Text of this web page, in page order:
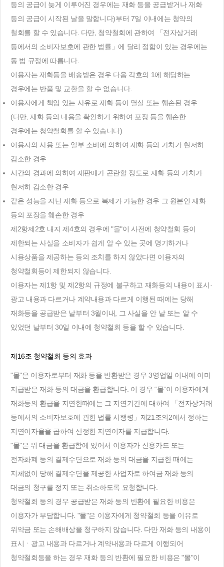
등의 공급이 늦게 이루어진 경우에는 재화 등을 공급받거나 재화
등의 공급이 시작된 날을 말합니다)부터 7일 이내에는 청약의
철회를 할 수 있습니다. 다만, 청약철회에 관하여 「전자상거래
등에서의 소비자보호에 관한 법률」에 달리 정함이 있는 경우에는
동 법 규정에 따릅니다.
이용자는 재화등을 배송받은 경우 다음 각호의 1에 해당하는
경우에는 반품 및 교환을 할 수 없습니다.
이용자에게 책임 있는 사유로 재화 등이 멸실 또는 훼손된 경우
(다만, 재화 등의 내용을 확인하기 위하여 포장 등을 훼손한
경우에는 청약철회를 할 수 있습니다)
이용자의 사용 또는 일부 소비에 의하여 재화 등의 가치가 현저히
감소한 경우
시간의 경과에 의하여 재판매가 곤란할 정도로 재화 등의 가치가
현저히 감소한 경우
같은 성능을 지닌 재화 등으로 복제가 가능한 경우 그 원본인 재화
등의 포장을 훼손한 경우
제2항제2호 내지 제4호의 경우에 "몰"이 사전에 청약철회 등이
제한되는 사실을 소비자가 쉽게 알 수 있는 곳에 명기하거나
시용상품을 제공하는 등의 조치를 하지 않았다면 이용자의
청약철회등이 제한되지 않습니다.
이용자는 제1항 및 제2항의 규정에 불구하고 재화등의 내용이 표시·
광고 내용과 다르거나 계약내용과 다르게 이행된 때에는 당해
재화등을 공급받은 날부터 3월이내, 그 사실을 안 날 또는 알 수
있었던 날부터 30일 이내에 청약철회 등을 할 수 있습니다.
제16조 청약철회 등의 효과
"몰"은 이용자로부터 재화 등을 반환받은 경우 3영업일 이내에 이미
지급받은 재화 등의 대금을 환급합니다. 이 경우 “몰”이 이용자에게
재화등의 환급을 지연한때에는 그 지연기간에 대하여 「전자상거래
등에서의 소비자보호에 관한 법률 시행령」제21조의2에서 정하는
지연이자율을 곱하여 산정한 지연이자를 지급합니다.
"몰"은 위 대금을 환급함에 있어서 이용자가 신용카드 또는
전자화폐 등의 결제수단으로 재화 등의 대금을 지급한 때에는
지체없이 당해 결제수단을 제공한 사업자로 하여금 재화 등의
대금의 청구를 정지 또는 취소하도록 요청합니다.
청약철회 등의 경우 공급받은 재화 등의 반환에 필요한 비용은
이용자가 부담합니다. "몰"은 이용자에게 청약철회 등을 이유로
위약금 또는 손해배상을 청구하지 않습니다. 다만 재화 등의 내용이
표시ㆍ광고 내용과 다르거나 계약내용과 다르게 이행되어
청약철회등을 하는 경우 재화 등의 반환에 필요한 비용은 "몰"이